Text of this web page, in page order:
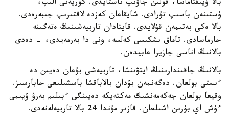
بالا ۇيىقتاماسا، قولىن جاۋىپ تاستايدى. كورپەنى الىپ،
ۇستىنەن باسىپ تۇرادى. شايقاعان كەزدە لاقتىرىپ جىبەرەدى.
بالا ەكى بەتىمەن قۇلايدى. قايتادان تاربيەشىنىڭ ەتەگىنە
جارماسادى. تاماق ىشكىسى كەلسە، ونى دا بەرمەيدى، - دەدى
بالانىڭ اناسى جازيرا عابيدەن.
بالانىڭ جاقىندارىنىڭ ايتۋىنشا، تاربيەشى بۇعان دەيىن دە
ءىستى بولعان. دەگەنمەن بۇدان بالاباقشا باسشىلىعى حابارسىز.
وقيعا بولعان جەكەمەنشىك مەكتەپكە دەيىنگى ءبىلىم بەرۋ ۇيىمى
ءۇش اي بۇرىن اشىلعان. قازىر مۇندا 24 بالا تاربيەلەنەدى.